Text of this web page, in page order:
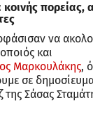
πορείας,
να
και
Μαρκουλάκης,
σε
Σάσας